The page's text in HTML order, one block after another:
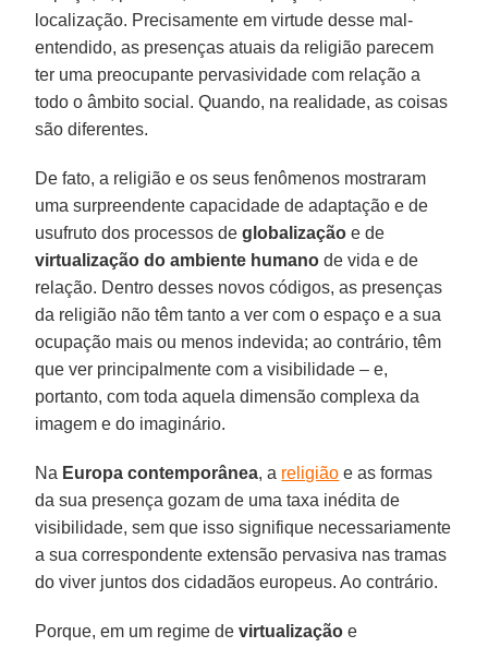
localização. Precisamente em virtude desse mal-
entendido, as presenças atuais da religião parecem
ter uma preocupante pervasividade com relação a
todo o âmbito social. Quando, na realidade, as coisas
são diferentes.
De fato, a religião e os seus fenômenos mostraram
uma surpreendente capacidade de adaptação e de
usufruto dos processos deglobalização e de
virtualização do ambiente humano de vida e de
relação. Dentro desses novos códigos, as presenças
da religião não têm tanto a ver com o espaço e a sua
ocupação mais ou menos indevida; ao contrário, têm
que ver principalmente com a visibilidade – e,
portanto, com toda aquela dimensão complexa da
imagem e do imaginário.
Na Europa contemporânea, a religião e as formas
da sua presença gozam de uma taxa inédita de
visibilidade, sem que isso signifique necessariamente
a sua correspondente extensão pervasiva nas tramas
do viver juntos dos cidadãos europeus. Ao contrário.
Porque, em um regime devirtualização e